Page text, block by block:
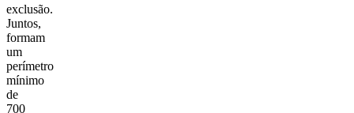
exclusão.
Juntos,
formam
um
perímetro
mínimo
de
700